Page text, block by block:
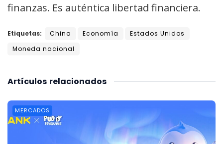
finanzas. Es auténtica libertad financiera.
Etiquetas: China Economía
Estados Unidos
Moneda nacional
relacionados
Artículos
MERCADOS